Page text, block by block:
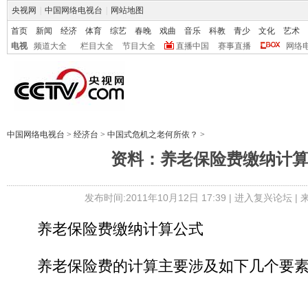
央视网 中国网络电视台 网站地图
首页 新闻 经济 体育 综艺 春晚 戏曲 音乐 科教 青少 文化
艺术
电视
频道大全 栏目大全 节目大全 直播中国 赛事直播 网络
中国网络电视台 > 经济台 > 中国式危机之老何所依？ >
资料：养老保险费缴纳计
发布时间:2011年10月12日 17:39 | 进入复兴论坛|
养老保险费缴纳计算公式
养老保险费的计算主要涉及如下几个要